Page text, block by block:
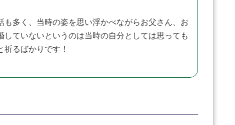
多く、当時の姿を思い浮かべながらお父さん、お
ていないというのは当時の自分としては思っても
るばかりです！